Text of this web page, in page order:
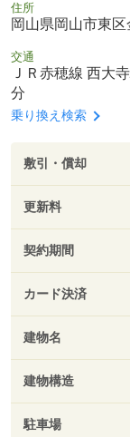
住所
岡山県岡山市東
交通
ＪＲ赤穂線 西大
分
乗り換え検索
敷引・償却
更新料
契約期間
カード決済
建物名
建物構造
駐車場